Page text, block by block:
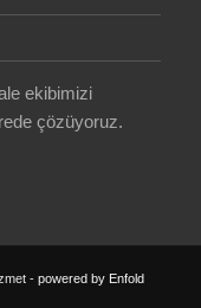
ekibimizi
çözüyoruz.
- powered by Enfold